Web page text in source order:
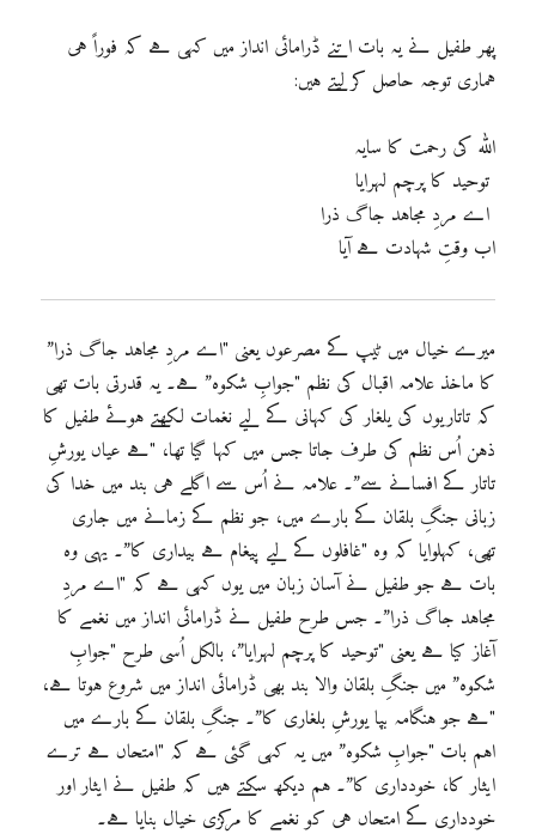
پھر طفیل نے یہ بات اتنے ڈرامائی انداز میں کہی ہے کہ فوراً ہی
ہماری توجہ حاصل کر لیتے ہیں:
اللہ کی رحمت کا سایہ
توحید کا پرچم لہرایا
اے مردِ مجاہد جاگ ذرا
اب وقتِ شہادت ہے آیا
میرے خیال میں ٹیپ کے مصرعوں یعنی "اے مردِ مجاہد جاگ ذرا”
کا ماخذ علامہ اقبال کی نظم "جوابِ شکوہ” ہے۔ یہ قدرتی بات تھی
کہ تاتاریوں کی یلغار کی کہانی کے لیے نغمات لکھتے ہوئے طفیل کا
ذہن اُس نظم کی طرف جاتا جس میں کہا گیا تھا، "ہے عیاں یورشِ
تاتار کے افسانے سے”۔ علامہ نے اُس سے اگلے ہی بند میں خدا کی
زبانی جنگِ بلقان کے بارے میں، جو نظم کے زمانے میں جاری
تھی، کہلوایا کہ وہ "غافلوں کے لیے پیغام ہے بیداری کا”۔ یہی وہ
بات ہے جو طفیل نے آسان زبان میں یوں کہی ہے کہ "اے مردِ
مجاہد جاگ ذرا”۔ جس طرح طفیل نے ڈرامائی انداز میں نغمے کا
آغاز کیا ہے یعنی "توحید کا پرچم لہرایا”، بالکل اُسی طرح "جوابِ
شکوہ” میں جنگِ بلقان والا بند بھی ڈرامائی انداز میں شروع ہوتا ہے،
"ہے جو ہنگامہ بپا یورشِ بلغاری کا”۔ جنگِ بلقان کے بارے میں
اہم بات "جوابِ شکوہ” میں یہ کہی گئی ہے کہ "امتحاں ہے ترے
ایثار کا، خودداری کا”۔ ہم دیکھ سکتے ہیں کہ طفیل نے ایثار اور
خودداری کے امتحاں ہی کو نغمے کا مرکزی خیال بنایا ہے۔